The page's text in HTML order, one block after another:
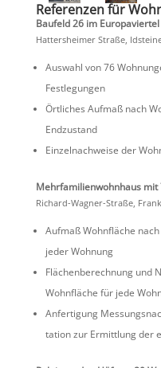
Referenzen für
Baufeld 26 im Europaviertel
Hatters­heimer Straße,
Auswahl von 76
Festlegungen
Örtli­ches Aufmaß nach
Endzustand
Einzel­nach­weise der
Mehrfa­mi­li­en­wohn­haus mit
Richard-Wagner-Straße,
Aufmaß Wohnfläche
jeder Wohnung
Flächen­be­rech­nung und
Wohnfläche für jede
Anfer­ti­gung
ta­tion zur Ermitt­lung der